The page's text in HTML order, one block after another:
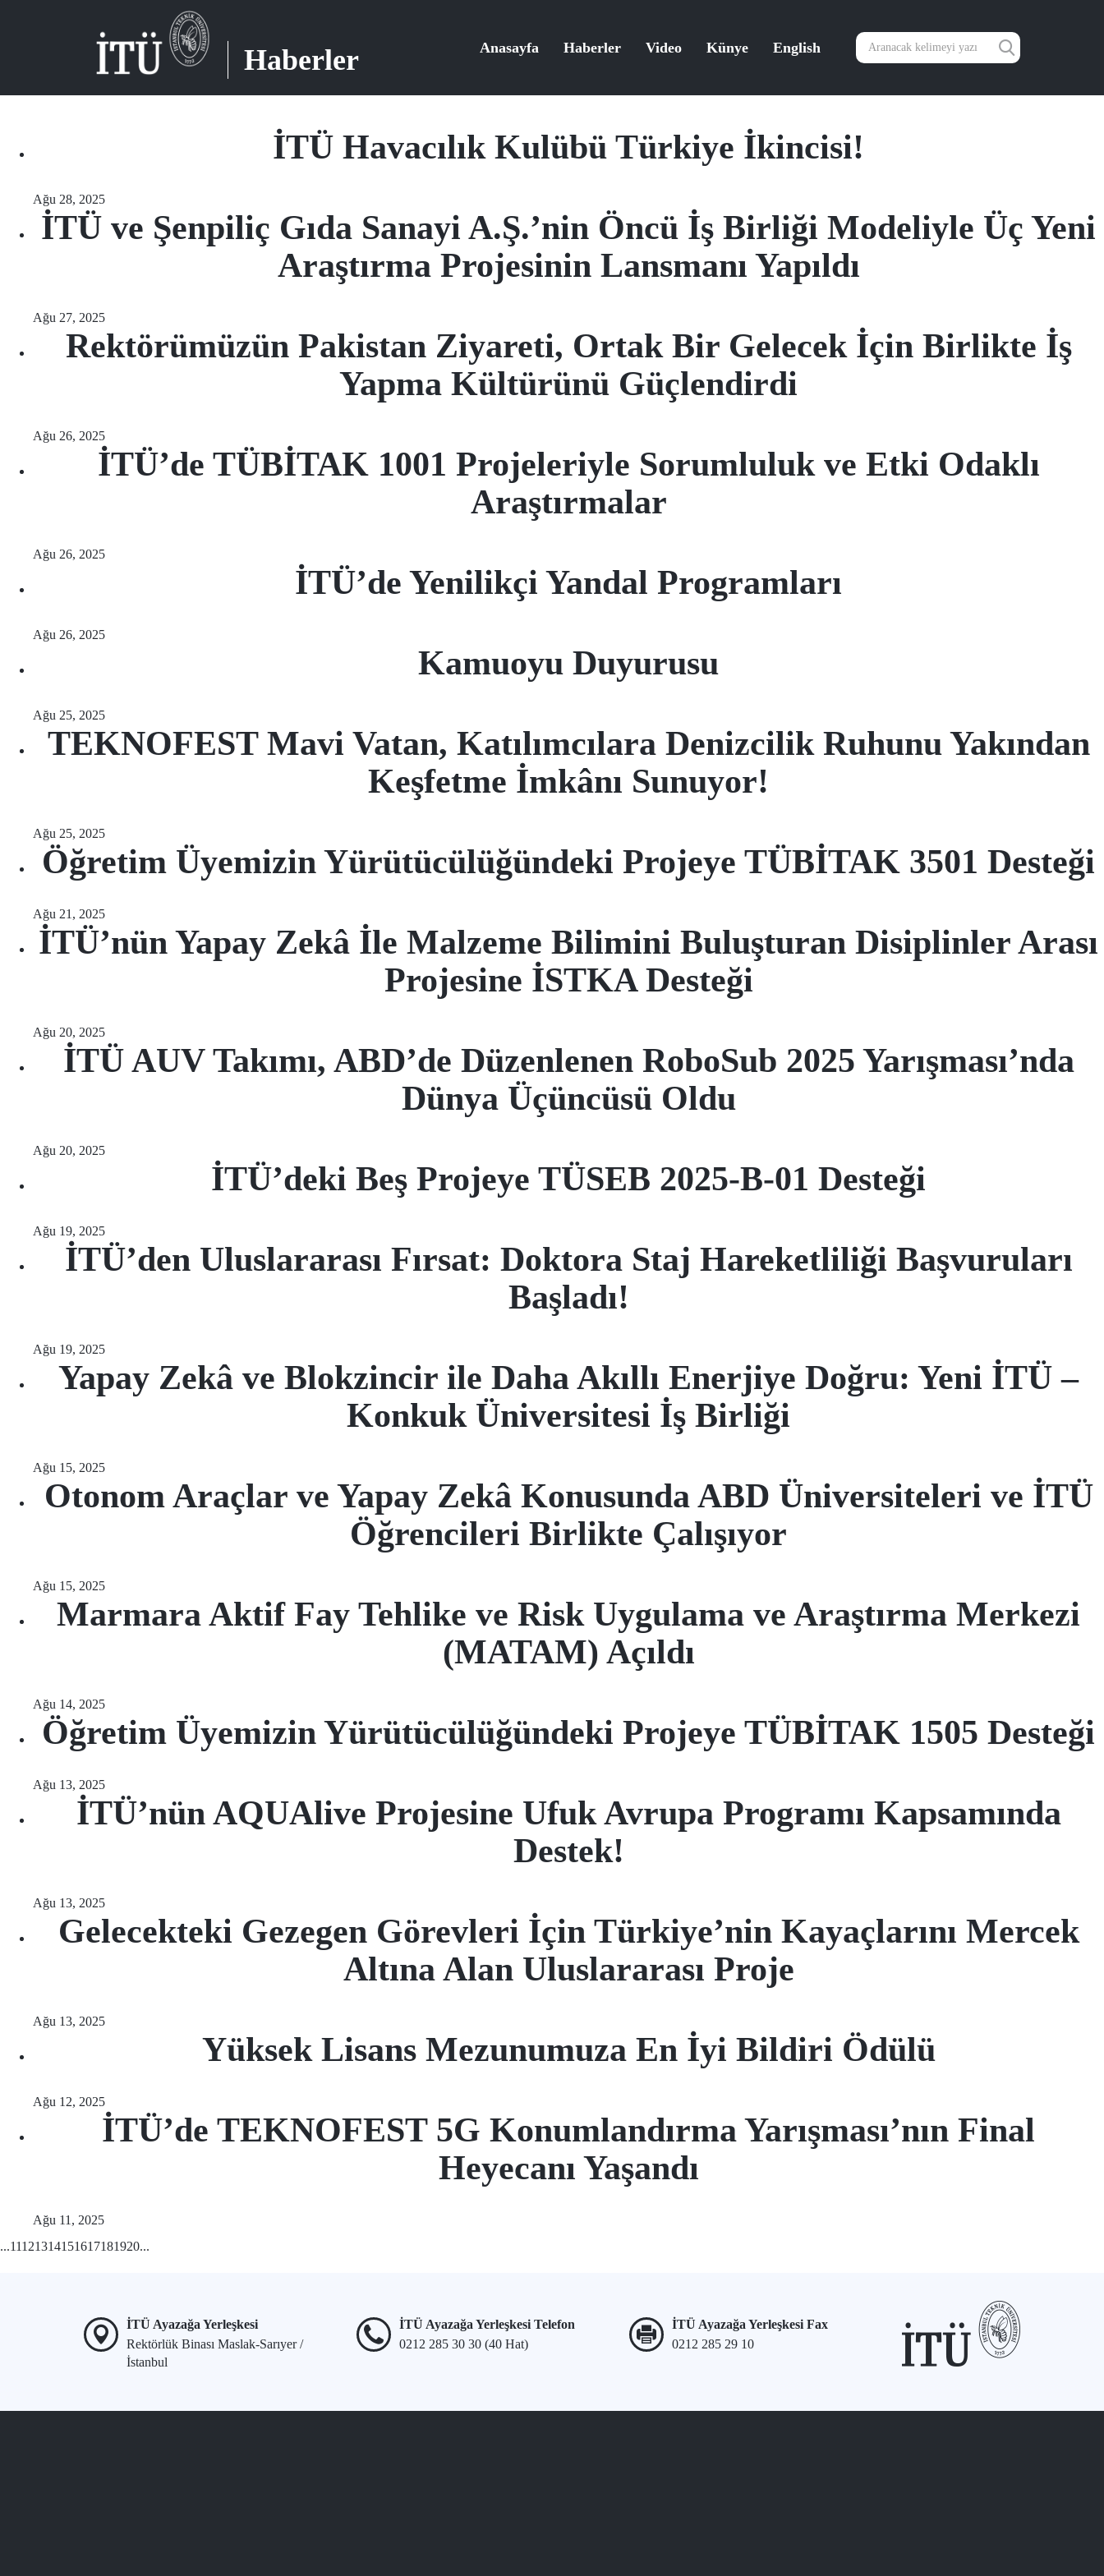
Haberler Anasayfa Haberler Video Künye English
İTÜ Havacılık Kulübü Türkiye İkincisi!
Ağu 28, 2025
İTÜ ve Şenpiliç Gıda Sanayi A.Ş.’nin Öncü İş Birliği Modeliyle Üç Yeni
Araştırma Projesinin Lansmanı Yapıldı
Ağu 27, 2025
Rektörümüzün Pakistan Ziyareti, Ortak Bir Gelecek İçin Birlikte İş
Yapma Kültürünü Güçlendirdi
Ağu 26, 2025
İTÜ’de TÜBİTAK 1001 Projeleriyle Sorumluluk ve Etki Odaklı
Araştırmalar
Ağu 26, 2025
İTÜ’de Yenilikçi Yandal Programları
Ağu 26, 2025
Kamuoyu Duyurusu
Ağu 25, 2025
TEKNOFEST Mavi Vatan, Katılımcılara Denizcilik Ruhunu Yakından
Keşfetme İmkânı Sunuyor!
Ağu 25, 2025
Öğretim Üyemizin Yürütücülüğündeki Projeye TÜBİTAK 3501 Desteği
Ağu 21, 2025
İTÜ’nün Yapay Zekâ İle Malzeme Bilimini Buluşturan Disiplinler Arası
Projesine İSTKA Desteği
Ağu 20, 2025
İTÜ AUV Takımı, ABD’de Düzenlenen RoboSub 2025 Yarışması’nda
Dünya Üçüncüsü Oldu
Ağu 20, 2025
İTÜ’deki Beş Projeye TÜSEB 2025-B-01 Desteği
Ağu 19, 2025
İTÜ’den Uluslararası Fırsat: Doktora Staj Hareketliliği Başvuruları
Başladı!
Ağu 19, 2025
Yapay Zekâ ve Blokzincir ile Daha Akıllı Enerjiye Doğru: Yeni İTÜ –
Konkuk Üniversitesi İş Birliği
Ağu 15, 2025
Otonom Araçlar ve Yapay Zekâ Konusunda ABD Üniversiteleri ve İTÜ
Öğrencileri Birlikte Çalışıyor
Ağu 15, 2025
Marmara Aktif Fay Tehlike ve Risk Uygulama ve Araştırma Merkezi
(MATAM) Açıldı
Ağu 14, 2025
Öğretim Üyemizin Yürütücülüğündeki Projeye TÜBİTAK 1505 Desteği
Ağu 13, 2025
İTÜ’nün AQUAlive Projesine Ufuk Avrupa Programı Kapsamında
Destek!
Ağu 13, 2025
Gelecekteki Gezegen Görevleri İçin Türkiye’nin Kayaçlarını Mercek
Altına Alan Uluslararası Proje
Ağu 13, 2025
Yüksek Lisans Mezunumuza En İyi Bildiri Ödülü
Ağu 12, 2025
İTÜ’de TEKNOFEST 5G Konumlandırma Yarışması’nın Final
Heyecanı Yaşandı
Ağu 11, 2025
...11121314151617181920...
İTÜ Ayazağa Yerleşkesi
Rektörlük Binası Maslak-Sarıyer /
İstanbul
İTÜ Ayazağa Yerleşkesi Telefon
0212 285 30 30 (40 Hat)
İTÜ Ayazağa Yerleşkesi Fax
0212 285 29 10